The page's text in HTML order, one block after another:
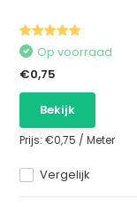
Vergelijk
Op voorraad
€0,75
Bekijk
Prijs:€0,75 /Meter